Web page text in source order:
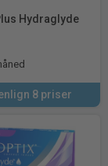
Hydraglyde
8 priser